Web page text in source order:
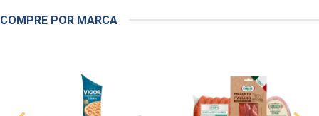
COMPRE POR MARCA